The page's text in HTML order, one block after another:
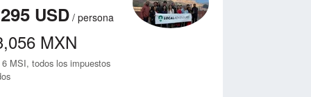
USD / persona
MXN
6 MSI, todos los impuestos